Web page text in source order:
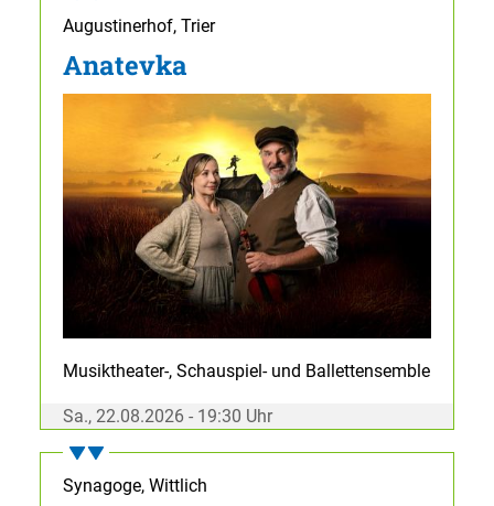
Augustinerhof, Trier
Anatevka
Musiktheater-, Schauspiel- und Ballettensemble
Sa., 22.08.2026 - 19:30 Uhr
Synagoge, Wittlich